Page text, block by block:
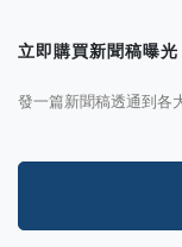
立即購買新聞稿曝光
發一篇新聞稿透通到各